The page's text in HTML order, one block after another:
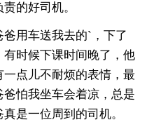
的好司机。
用车送我去的`，下了
时候下课时间晚了，他
点儿不耐烦的表情，最
怕我坐车会着凉，总是
是一位周到的司机。